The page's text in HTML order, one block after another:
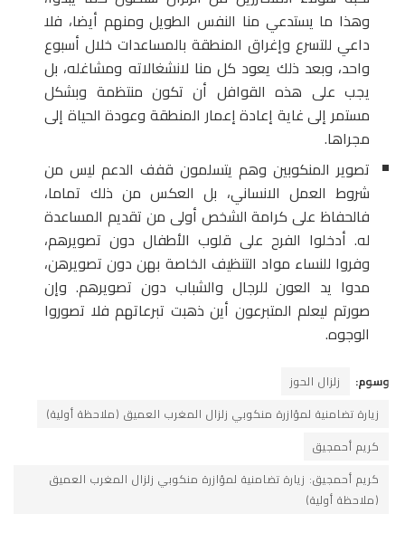
وهذا ما يستدعي منا النفس الطويل ومنهم أيضا، فلا
داعي للتسرع وإغراق المنطقة بالمساعدات خلال أسبوع
واحد، وبعد ذلك يعود كل منا لانشغالاته ومشاغله، بل
يجب على هذه القوافل أن تكون منتظمة وبشكل
مستمر إلى غاية إعادة إعمار المنطقة وعودة الحياة إلى
مجراها.
تصوير المنكوبين وهم يتسلمون قفف الدعم ليس من
شروط العمل الانساني، بل العكس من ذلك تماما،
فالحفاظ على كرامة الشخص أولى من تقديم المساعدة
له. أدخلوا الفرح على قلوب الأطفال دون تصويرهم،
وفروا للنساء مواد التنظيف الخاصة بهن دون تصويرهن،
مدوا يد العون للرجال والشباب دون تصويرهم. وإن
صورتم ليعلم المتبرعون أين ذهبت تبرعاتهم فلا تصوروا
الوجوه.
وسوم:
زلزال الحوز
زيارة تضامنية لمؤازرة منكوبي زلزال المغرب العميق (ملاحظة أولية)
كريم أحمجيق
كريم أحمجيق: زيارة تضامنية لمؤازرة منكوبي زلزال المغرب العميق
(ملاحظة أولية)